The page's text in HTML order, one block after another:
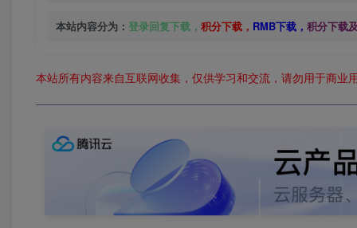
本站内容分为： 登录回复下载， 积分下载， RMB下载， 积分下载
本站所有内容来自互联网收集，仅供学习和交流，请勿用于商